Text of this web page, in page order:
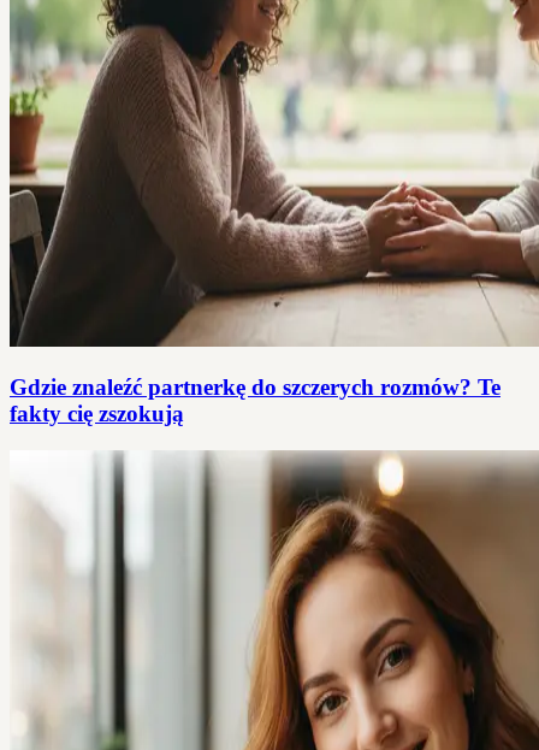
Gdzie znaleźć partnerkę do szczerych rozmów? Te
fakty cię zszokują